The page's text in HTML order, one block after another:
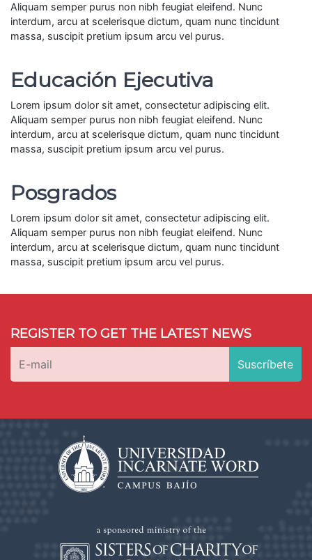
Aliquam semper purus non nibh feugiat eleifend. Nunc
interdum, arcu at scelerisque dictum, quam nunc tincidunt
massa, suscipit pretium ipsum arcu vel purus.
Educación Ejecutiva
Lorem ipsum dolor sit amet, consectetur adipiscing elit.
Aliquam semper purus non nibh feugiat eleifend. Nunc
interdum, arcu at scelerisque dictum, quam nunc tincidunt
massa, suscipit pretium ipsum arcu vel purus.
Posgrados
Lorem ipsum dolor sit amet, consectetur adipiscing elit.
Aliquam semper purus non nibh feugiat eleifend. Nunc
interdum, arcu at scelerisque dictum, quam nunc tincidunt
massa, suscipit pretium ipsum arcu vel purus.
REGISTER TO GET THE LATEST NEWS